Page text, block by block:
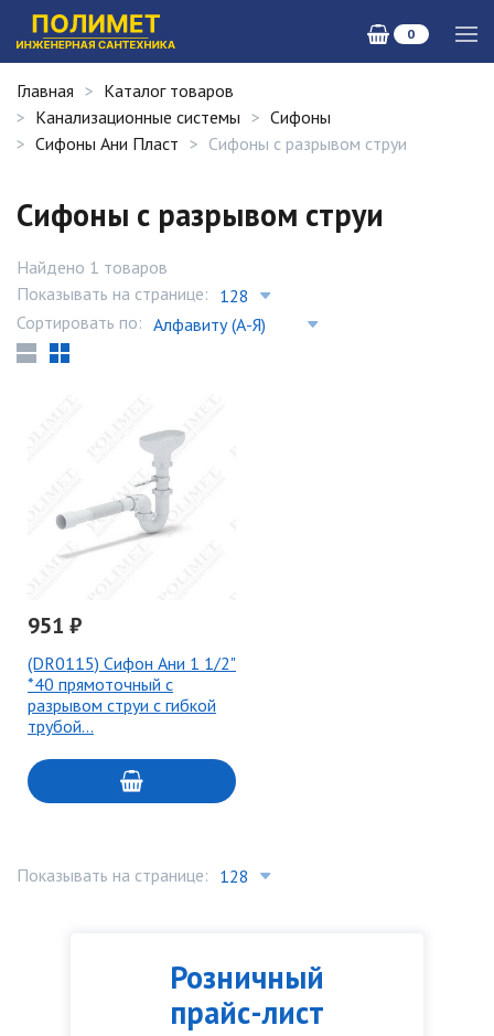
0
Розничный
прайс-лист
Главная
Каталог товаров
Канализационные системы
Сифоны
Сифоны Ани Пласт
Сифоны с разрывом струи
Сифоны с разрывом струи
Найдено 1 товаров
Показывать на странице:
Сортировать по:
951 ₽
(DR0115) Сифон Ани 1 1/2"
*40 прямоточный с
разрывом струи с гибкой
трубой…
Показывать на странице: